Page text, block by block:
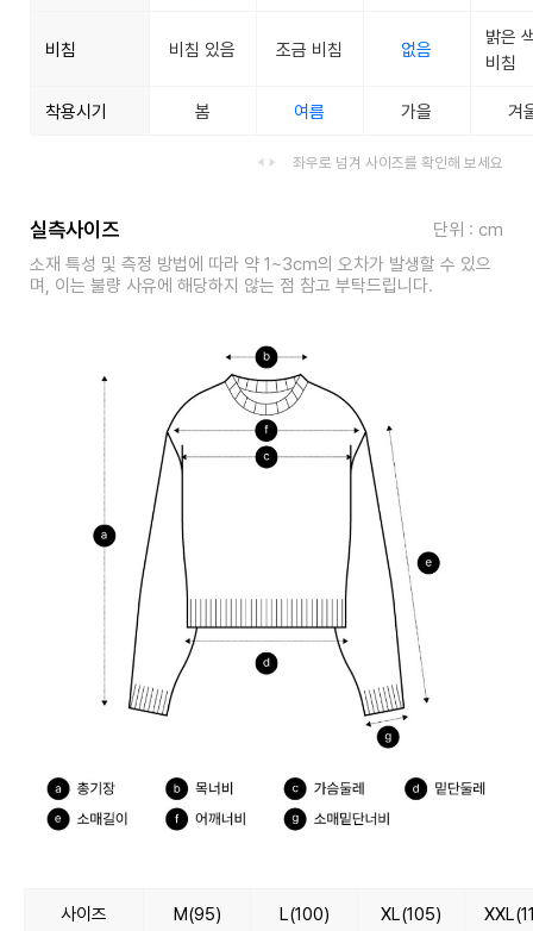
비침 비침 있음 조금 비침 없음
밝은
비침
착용시기 봄 여름 가을 겨
좌우로 넘겨 사이즈를 확인해 보세요
실측사이즈
단위 : cm
소재 특성 및 측정 방법에 따라 약 1~3cm의 오차가 발생할 수 있으
며, 이는 불량 사유에 해당하지 않는 점 참고 부탁드립니다.
사이즈 M(95) L(100) XL(105)